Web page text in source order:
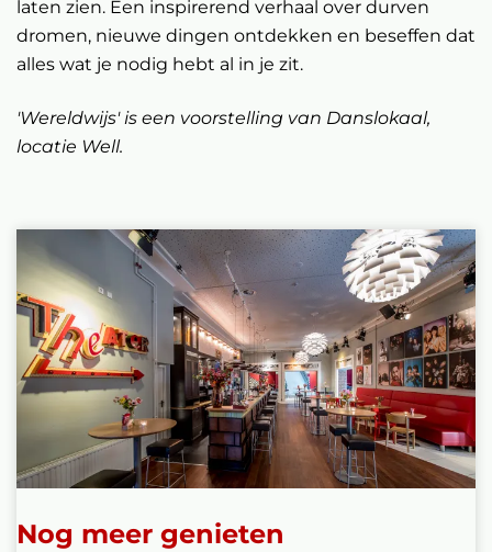
laten zien. Een inspirerend verhaal over durven
dromen, nieuwe dingen ontdekken en beseffen dat
alles wat je nodig hebt al in je zit.
'Wereldwijs' is een voorstelling van Danslokaal,
locatie Well.
Nog meer genieten